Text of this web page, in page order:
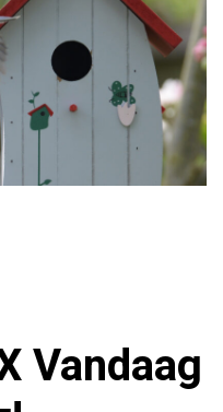
Vandaag